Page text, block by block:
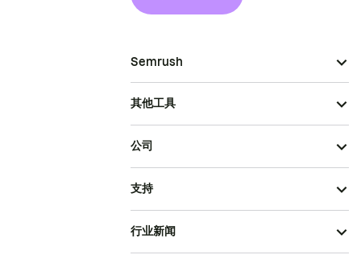
Semrush
其他工具
公司
支持
行业新闻